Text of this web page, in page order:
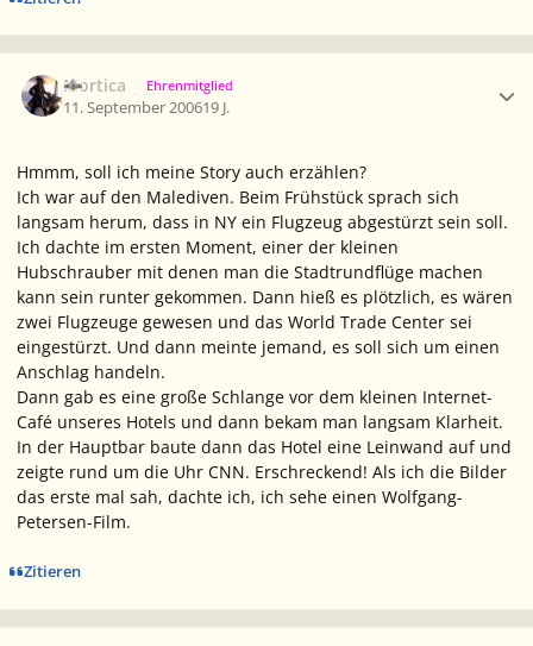
Mortica Ehrenmitglied
11. September 200619 J.
Hmmm, soll ich meine Story auch erzählen?
Ich war auf den Malediven. Beim Frühstück sprach sich
langsam herum, dass in NY ein Flugzeug abgestürzt sein soll.
Ich dachte im ersten Moment, einer der kleinen
Hubschrauber mit denen man die Stadtrundflüge machen
kann sein runter gekommen. Dann hieß es plötzlich, es wären
zwei Flugzeuge gewesen und das World Trade Center sei
eingestürzt. Und dann meinte jemand, es soll sich um einen
Anschlag handeln.
Dann gab es eine große Schlange vor dem kleinen Internet-
Café unseres Hotels und dann bekam man langsam Klarheit.
In der Hauptbar baute dann das Hotel eine Leinwand auf und
zeigte rund um die Uhr CNN. Erschreckend! Als ich die Bilder
das erste mal sah, dachte ich, ich sehe einen Wolfgang-
Petersen-Film.
Zitieren